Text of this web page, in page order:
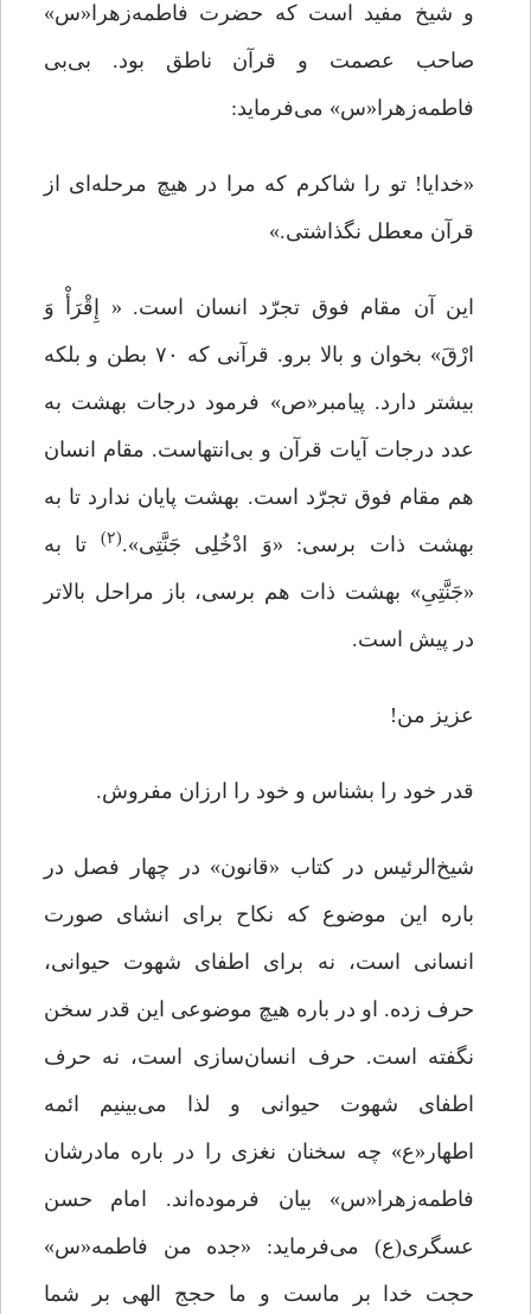
و شیخ مفید است که حضرت فاطمه‌زهرا«س»
صاحب عصمت و قرآن ناطق بود. بی‌بی
فاطمه‌زهرا«س» می‌فرماید:
«خدایا! تو را شاکرم که مرا در هیچ مرحله‌ای از
قرآن معطل نگذاشتی.»
این آن مقام فوق تجرّد انسان است. « إِقْرَأْ وَ
ارْقَ» بخوان و بالا برو. قرآنی که ۷۰ بطن و بلکه
بیشتر دارد. پیامبر«ص» فرمود درجات بهشت به
عدد درجات آیات قرآن و بی‌انتهاست. مقام انسان
هم مقام فوق تجرّد است. بهشت پایان ندارد تا به
بهشت ذات برسی: «وَ ادْخُلِی جَنَّتِی».(۲)
تا به
«جَنَّتِیِ» بهشت ذات هم برسی، باز مراحل بالاتر
در پیش است.
عزیز من!
قدر خود را بشناس و خود را ارزان مفروش.
شیخ‌الرئیس در کتاب «قانون» در چهار فصل در
باره این موضوع که نکاح برای انشای صورت
انسانی است، نه برای اطفای شهوت حیوانی،
حرف زده. او در باره هیچ موضوعی این ‌قدر سخن
نگفته است. حرف انسان‌سازی است، نه حرف
اطفای شهوت حیوانی و لذا می‌بینیم ائمه
اطهار«ع» چه سخنان نغزی را در باره مادرشان
فاطمه‌زهرا«س» بیان فرموده‌اند. امام حسن
عسگری(ع) می‌فرماید: «جده من فاطمه«س»
حجت خدا بر ماست و ما حجج الهی بر شما